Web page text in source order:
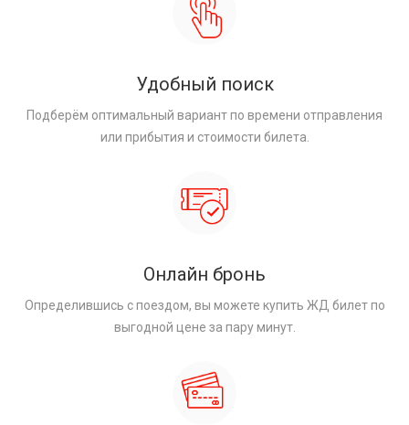
Удобный поиск
Подберём оптимальный вариант по времени отправления
или прибытия и стоимости билета.
Онлайн бронь
Определившись с поездом, вы можете купить ЖД билет по
выгодной цене за пару минут.